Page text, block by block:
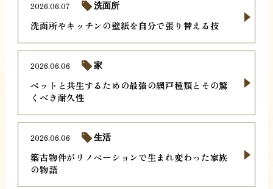
洗面所やキッチンの壁紙を自分で張り替える技
2026.06.07 洗面所
ペットと共生するための最強の網戸種類とその驚
くべき耐久性
2026.06.06 家
築古物件がリノベーションで生まれ変わった家族
の物語
2026.06.06 生活